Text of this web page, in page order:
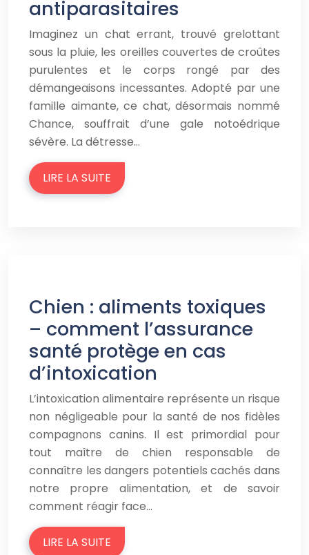
antiparasitaires
Imaginez un chat errant, trouvé grelottant
sous la pluie, les oreilles couvertes de croûtes
purulentes et le corps rongé par des
démangeaisons incessantes. Adopté par une
famille aimante, ce chat, désormais nommé
Chance, souffrait d’une gale notoédrique
sévère. La détresse…
LIRE LA SUITE
Chien : aliments toxiques
– comment l’assurance
santé protège en cas
d’intoxication
L’intoxication alimentaire représente un risque
non négligeable pour la santé de nos fidèles
compagnons canins. Il est primordial pour
tout maître de chien responsable de
connaître les dangers potentiels cachés dans
notre propre alimentation, et de savoir
comment réagir face…
LIRE LA SUITE